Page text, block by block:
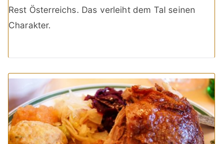
Rest Österreichs. Das verleiht dem Tal seinen
Charakter.